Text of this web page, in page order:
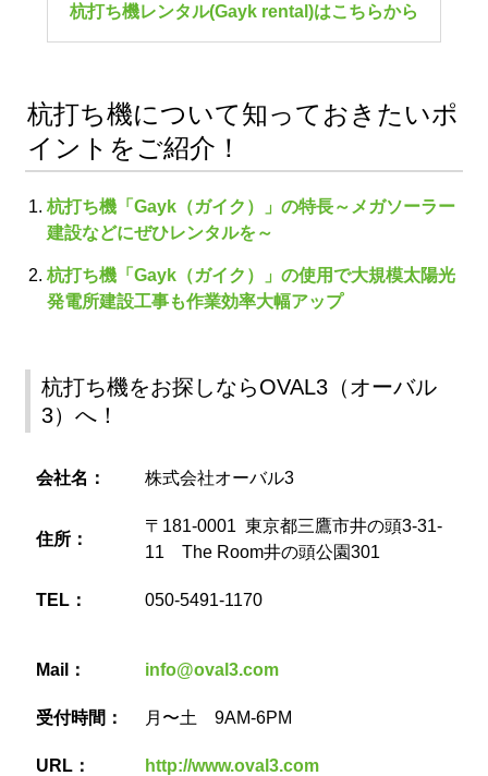
杭打ち機レンタル(Gayk rental)はこちらから
杭打ち機について知っておきたいポ
イントをご紹介！
杭打ち機「Gayk（ガイク）」の特長～メガソーラー
建設などにぜひレンタルを～
杭打ち機「Gayk（ガイク）」の使用で大規模太陽光
発電所建設工事も作業効率大幅アップ
杭打ち機をお探しならOVAL3（オーバル
3）へ！
会社名： 株式会社オーバル3
住所：
〒181-0001 東京都三鷹市井の頭3-31-
11 The Room井の頭公園301
TEL： 050-5491-1170
Mail： info@oval3.com
受付時間： 月〜土 9AM-6PM
URL： http://www.oval3.com